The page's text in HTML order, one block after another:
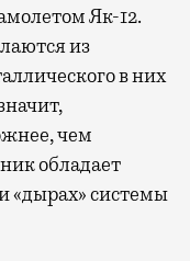
Як-12.
из
в них
чем
обладает
«дырах» системы